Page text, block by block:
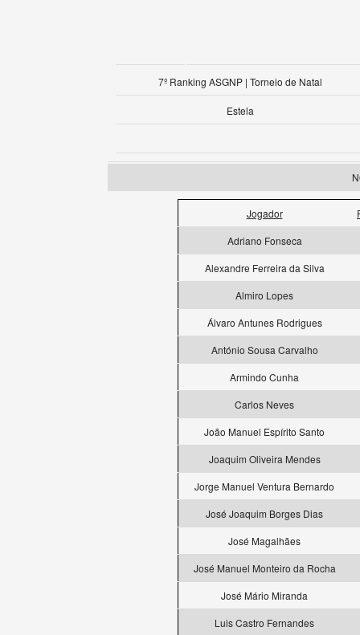
7º Ranking ASGNP | Torneio de Natal
Estela
Jogador
Adriano Fonseca
Alexandre Ferreira da Silva
Almiro Lopes
Álvaro Antunes Rodrigues
António Sousa Carvalho
Armindo Cunha
Carlos Neves
João Manuel Espírito Santo
Joaquim Oliveira Mendes
Jorge Manuel Ventura Bernardo
José Joaquim Borges Dias
José Magalhães
José Manuel Monteiro da Rocha
José Mário Miranda
Luis Castro Fernandes